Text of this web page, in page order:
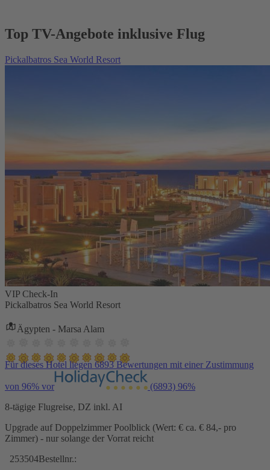
Top TV-Angebote inklusive Flug
Pickalbatros Sea World Resort
VIP Check-In
Pickalbatros Sea World Resort
Ägypten - Marsa Alam
Für dieses Hotel liegen 6893 Bewertungen mit einer Zustimmung
von 96% vor (6893) 96%
8-tägige Flugreise, DZ inkl. AI
Upgrade auf Doppelzimmer Poolblick (Wert: € ca. € 84,- pro
Zimmer) - nur solange der Vorrat reicht
253504Bestellnr.: